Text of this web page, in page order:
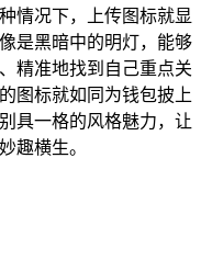
情况下，上传图标就显
是黑暗中的明灯，能够
精准地找到自己重点关
图标就如同为钱包披上
具一格的风格魅力，让
趣横生。